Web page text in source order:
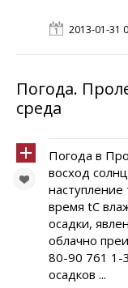
2013-01-31
Погода.
среда
Погода в
восход
время tC
осадки,
облачно
80-90 761 1-
осадков ...